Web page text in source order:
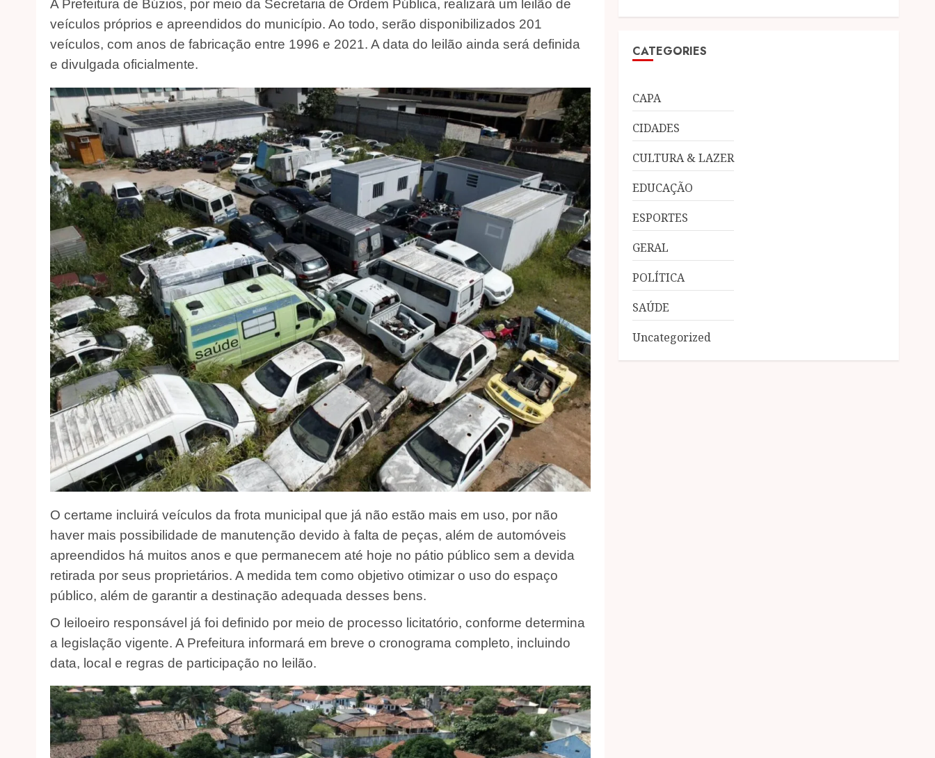
A Prefeitura de Búzios, por meio da Secretaria de Ordem Pública, realizará um leilão de
veículos próprios e apreendidos do município. Ao todo, serão disponibilizados 201
veículos, com anos de fabricação entre 1996 e 2021. A data do leilão ainda será definida
e divulgada oficialmente.
O certame incluirá veículos da frota municipal que já não estão mais em uso, por não
haver mais possibilidade de manutenção devido à falta de peças, além de automóveis
apreendidos há muitos anos e que permanecem até hoje no pátio público sem a devida
retirada por seus proprietários. A medida tem como objetivo otimizar o uso do espaço
público, além de garantir a destinação adequada desses bens.
O leiloeiro responsável já foi definido por meio de processo licitatório, conforme determina
a legislação vigente. A Prefeitura informará em breve o cronograma completo, incluindo
data, local e regras de participação no leilão.
CATEGORIES
CAPA
CIDADES
CULTURA & LAZER
EDUCAÇÃO
ESPORTES
GERAL
POLÍTICA
SAÚDE
Uncategorized